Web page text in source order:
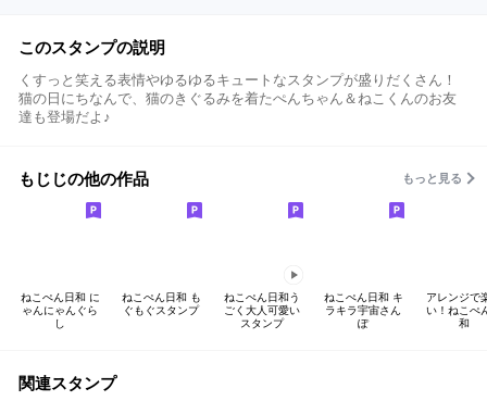
このスタンプの説明
くすっと笑える表情やゆるゆるキュートなスタンプが盛りだくさん！
猫の日にちなんで、猫のきぐるみを着たぺんちゃん＆ねこくんのお友
達も登場だよ♪
もじじの他の作品 もっと見る
ねこぺん日和 に
ゃんにゃんぐら
し
ねこぺん日和 も
ぐもぐスタンプ
ねこぺん日和う
ごく大人可愛い
スタンプ
ねこぺん日和 キ
ラキラ宇宙さん
ぽ
アレンジで
い！ねこぺ
和
関連スタンプ